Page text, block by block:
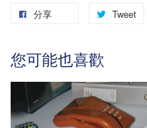
分享 Tweet
您可能也喜歡